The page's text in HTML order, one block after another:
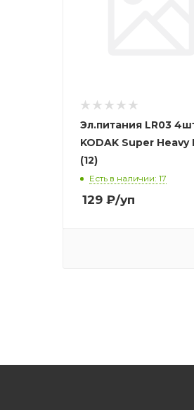
Эл.питания LR03
KODAK Super Heavy
(12)
Есть в наличии: 17
129 ₽/уп